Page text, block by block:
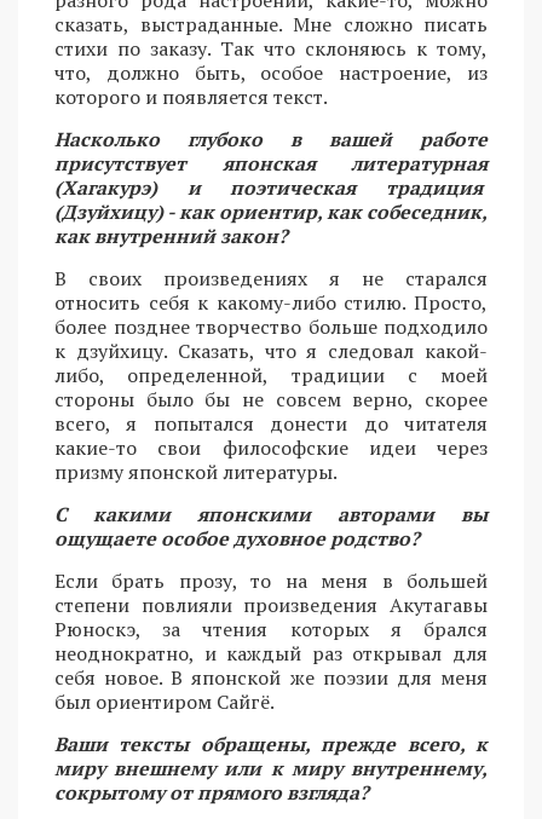
сказать, выстраданные. Мне сложно писать
стихи по заказу. Так что склоняюсь к тому,
что, должно быть, особое настроение, из
которого и появляется текст.
Насколько глубоко в вашей работе
присутствует японская литературная
(Хагакурэ) и поэтическая традиция
(Дзуйхицу) - как ориентир, как собеседник,
как внутренний закон?
В своих произведениях я не старался
относить себя к какому-либо стилю. Просто,
более позднее творчество больше подходило
к дзуйхицу. Сказать, что я следовал какой-
либо, определенной, традиции с моей
стороны было бы не совсем верно, скорее
всего, я попытался донести до читателя
какие-то свои философские идеи через
призму японской литературы.
С какими японскими авторами вы
ощущаете особое духовное родство?
Если брать прозу, то на меня в большей
степени повлияли произведения Акутагавы
Рюноскэ, за чтения которых я брался
неоднократно, и каждый раз открывал для
себя новое. В японской же поэзии для меня
был ориентиром Сайгё.
Ваши тексты обращены, прежде всего, к
миру внешнему или к миру внутреннему,
сокрытому от прямого взгляда?